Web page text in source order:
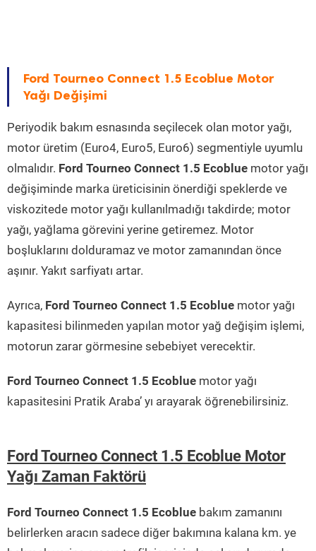
Ford Tourneo Connect 1.5 Ecoblue Motor
Yağı Değişimi
Periyodik bakım esnasında seçilecek olan motor yağı,
motor üretim (Euro4, Euro5, Euro6) segmentiyle uyumlu
olmalıdır. Ford Tourneo Connect 1.5 Ecoblue motor yağı
değişiminde marka üreticisinin önerdiği speklerde ve
viskozitede motor yağı kullanılmadığı takdirde; motor
yağı, yağlama görevini yerine getiremez. Motor
boşluklarını dolduramaz ve motor zamanından önce
aşınır. Yakıt sarfiyatı artar.
Ayrıca, Ford Tourneo Connect 1.5 Ecoblue motor yağı
kapasitesi bilinmeden yapılan motor yağ değişim işlemi,
motorun zarar görmesine sebebiyet verecektir.
Ford Tourneo Connect 1.5 Ecoblue motor yağı
kapasitesini Pratik Araba’ yı arayarak öğrenebilirsiniz.
Ford Tourneo Connect 1.5 Ecoblue Motor
Yağı Zaman Faktörü
Ford Tourneo Connect 1.5 Ecoblue bakım zamanını
belirlerken aracın sadece diğer bakımına kalana km. ye